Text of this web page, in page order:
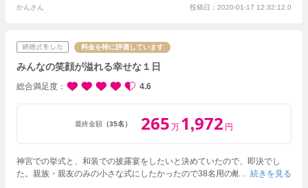
メインで、久しぶりに会う親族や友人との会話を素敵なお庭を眺めなが
お庭から登場させて頂きましたが、ゲストからたくさんの歓声が外まで聞
こえて、とても胸が熱くなったのを今でも思い出します。
本当に良い式だった、結婚式であんなにお腹いっぱいになったのは初め
て！と嬉しいお言葉を頂くことが出来ました。
かんさん 投稿日：2020-01-17 12:32:12.0
料金を特に評価しています
みんなの笑顔が溢れる幸せな１日
総合満足度 4.6
最終金額 （35名） 265 万 1,972 円
神宮での挙式と、和装での披露宴をしたいと決めていたので、即決でし
た。親族・親友のみの小さな式にしたかったので38名用の離れで行うこと
続きを見る